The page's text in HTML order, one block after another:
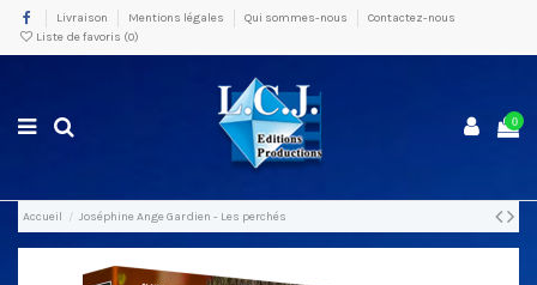
Livraison Mentions légales Qui sommes-nous
Contactez-nous
Liste de favoris (0)
0
Accueil Joséphine Ange Gardien - Les perchés